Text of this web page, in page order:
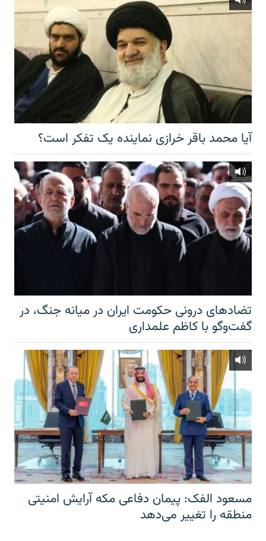
آیا محمد باقر خرازی نماینده یک تفکر است؟
تضادهای درونی حکومت ایران در میانه جنگ، در
گفت‌‌وگو با کاظم علمداری
مسعود الفک: پیمان دفاعی مکه آرایش امنیتی
منطقه را تغییر می‌دهد